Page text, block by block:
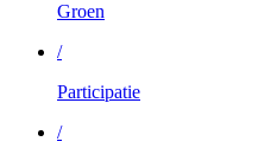
Groen
/
Participatie
/